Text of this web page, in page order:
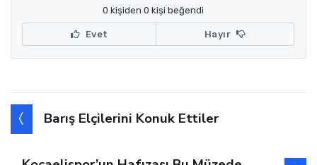
0 kişiden 0 kişi beğendi
Evet Hayır
Barış Elçilerini Konuk Ettiler